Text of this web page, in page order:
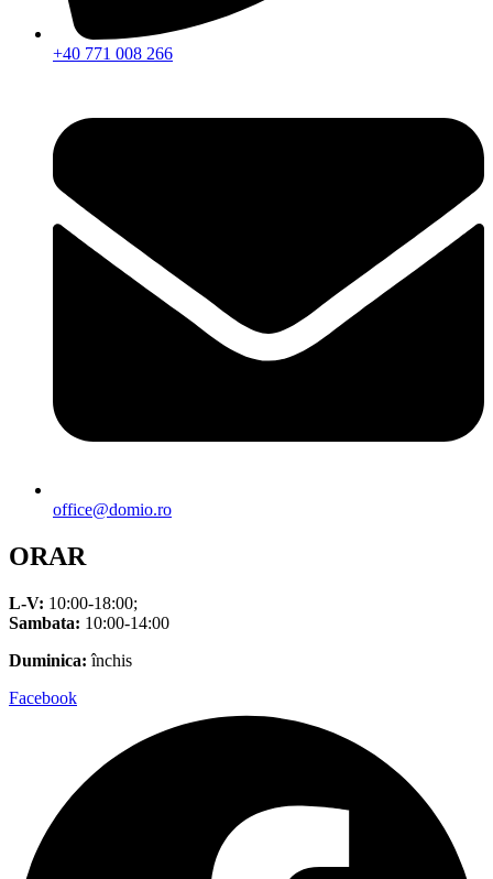
+40 771 008 266
office@domio.ro
ORAR
L-V: 10:00-18:00;
Sambata: 10:00-14:00
Duminica: închis
Facebook